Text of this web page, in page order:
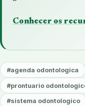
Conhecer os
#agenda odontologica
#prontuario
#sistema odontologico